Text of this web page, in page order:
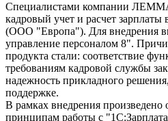
Специалистами компании
кадровый учет и расчет
(ООО "Европа"). Для внедрения
управление персоналом 8".
продукта стали: соответствие
требованиям кадровой службы
надежность прикладного
поддержке.
В рамках внедрения
принципам работы с